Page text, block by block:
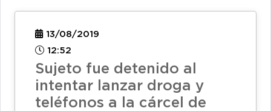
13/08/2019
12:52
Sujeto fue detenido al
intentar lanzar droga y
teléfonos a la cárcel de